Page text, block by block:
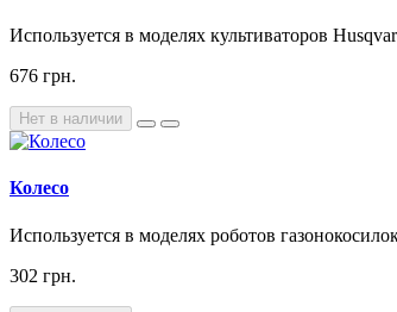
Используется в моделях культиваторов
676 грн.
Нет в наличии
Колесо
Используется в моделях роботов
302 грн.